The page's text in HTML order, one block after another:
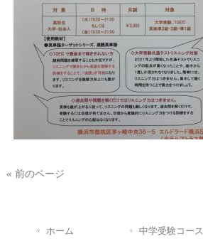
« 前のページ
ホーム 中学受験コース